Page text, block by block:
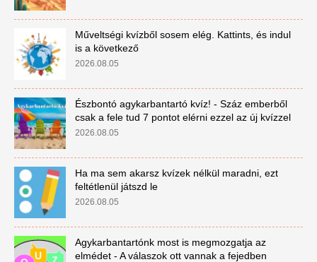
Műveltségi kvízből sosem elég. Kattints, és indul
is a következő
2026.08.05
Észbontó agykarbantartó kvíz! - Száz emberből
csak a fele tud 7 pontot elérni ezzel az új kvízzel
2026.08.05
Ha ma sem akarsz kvízek nélkül maradni, ezt
feltétlenül játszd le
2026.08.05
Agykarbantartónk most is megmozgatja az
elmédet - A válaszok ott vannak a fejedben